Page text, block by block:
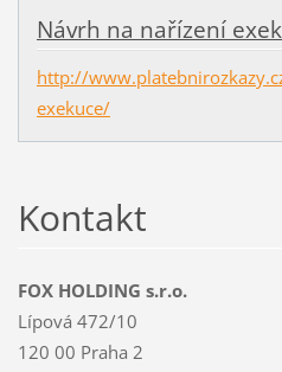
Návrh na nařízení
http://
exekuce/
Kontakt
FOX HOLDING s.r.o.
Lípová 472/10
120 00 Praha 2